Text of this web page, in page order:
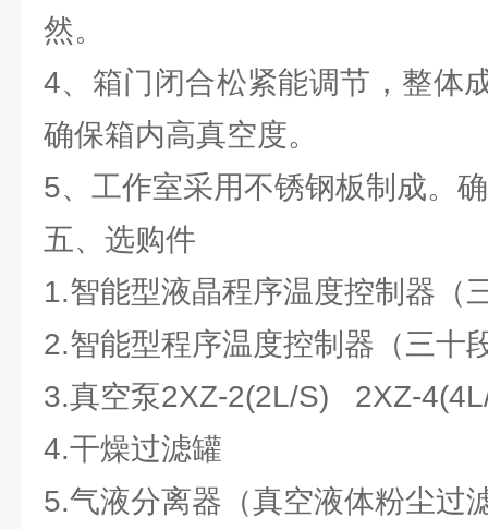
然。
4、箱门闭合松紧能调节，整体
确保箱内高真空度。
5、工作室采用不锈钢板制成。
五、选购件
1.智能型液晶程序温度控制器（
2.智能型程序温度控制器（三十
3.真空泵2XZ-2(2L/S) 2XZ-
4.干燥过滤罐
5.气液分离器（真空液体粉尘过